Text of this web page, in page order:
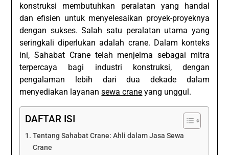
konstruksi membutuhkan peralatan yang handal
dan efisien untuk menyelesaikan proyek-proyeknya
dengan sukses. Salah satu peralatan utama yang
seringkali diperlukan adalah crane. Dalam konteks
ini, Sahabat Crane telah menjelma sebagai mitra
terpercaya bagi industri konstruksi, dengan
pengalaman lebih dari dua dekade dalam
menyediakan layanansewa crane yang unggul.
DAFTAR ISI
Tentang Sahabat Crane: Ahli dalam Jasa Sewa
Crane